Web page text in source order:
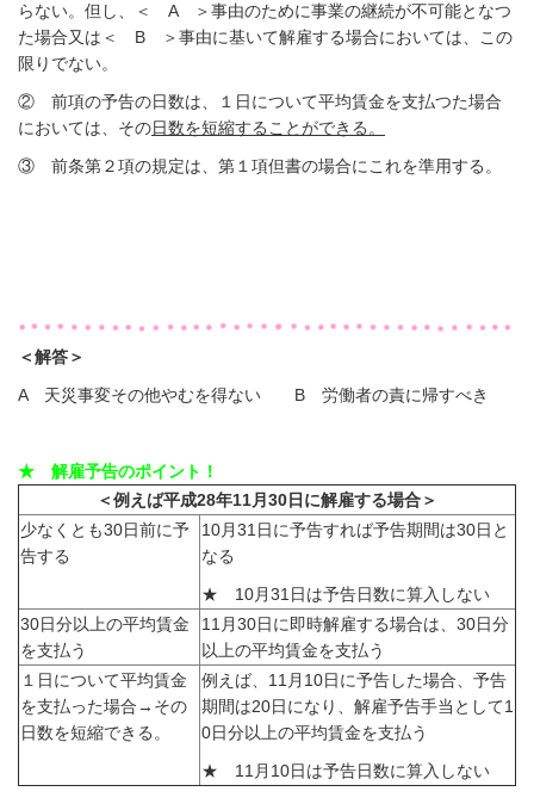
らない。但し、＜ A ＞事由のために事業の継続が不可能となつ
た場合又は＜ B ＞事由に基いて解雇する場合においては、この
限りでない。
② 前項の予告の日数は、１日について平均賃金を支払つた場合
においては、その日数を短縮することができる。
③ 前条第２項の規定は、第１項但書の場合にこれを準用する。
＜解答＞
A 天災事変その他やむを得ない B 労働者の責に帰すべき
★ 解雇予告のポイント！
＜例えば平成28年11月30日に解雇する場合＞
少なくとも30日前に予
告する
10月31日に予告すれば予告期間は30日と
なる
★ 10月31日は予告日数に算入しない
30日分以上の平均賃金
を支払う
11月30日に即時解雇する場合は、30日分
以上の平均賃金を支払う
１日について平均賃金
を支払った場合→その
日数を短縮できる。
例えば、11月10日に予告した場合、予告
期間は20日になり、解雇予告手当として1
0日分以上の平均賃金を支払う
★ 11月10日は予告日数に算入しない